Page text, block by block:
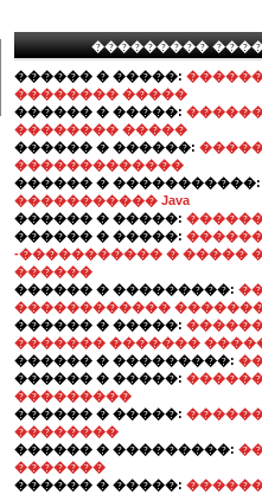
���������
������ � �����:
�������� �����
������ � �����:
�������� �����
������ � ������:
�������������
������ � �����������:
����������� Java
������ � �����:
������ � �����:
-����������� � �����
������
������ � ���������:
������������
������ � �����:
������� �������
������ � ���������:
������ � �����:
���������
������ � �����:
��������
������ � ���������:
�������
������ � �����: